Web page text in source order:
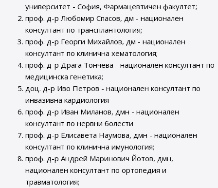
университет - София, Фармацевтичен факултет;
проф. д-р Любомир Спасов, дм - национален
консултант по трансплантология;
проф. д-р Георги Михайлов, дм - национален
консултант по клинична хематология;
проф. д-р Драга Тончева - национален консултант по
медицинска генетика;
доц. д-р Иво Петров - национален консултант по
инвазивна кардиология
проф. д-р Иван Миланов, дмн - национален
консултант по нервни болести
проф. д-р Елисавета Наумова, дмн - национален
консултант по клинична имунология;
проф. д-р Андрей Маринович Йотов, дмн,
национален консултант по ортопедия и
травматология;